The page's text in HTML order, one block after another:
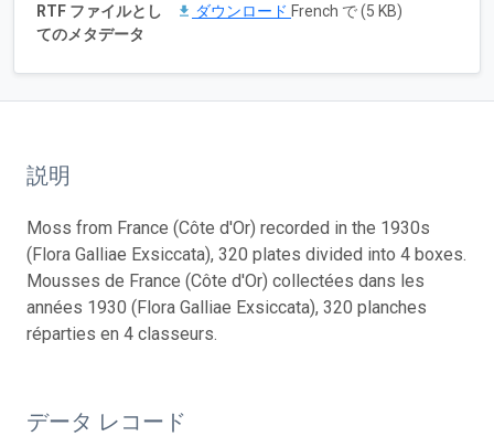
RTF ファイルとし
てのメタデータ
ダウンロード French で (5 KB)
説明
Moss from France (Côte d'Or) recorded in the 1930s
(Flora Galliae Exsiccata), 320 plates divided into 4 boxes.
Mousses de France (Côte d'Or) collectées dans les
années 1930 (Flora Galliae Exsiccata), 320 planches
réparties en 4 classeurs.
データ レコード